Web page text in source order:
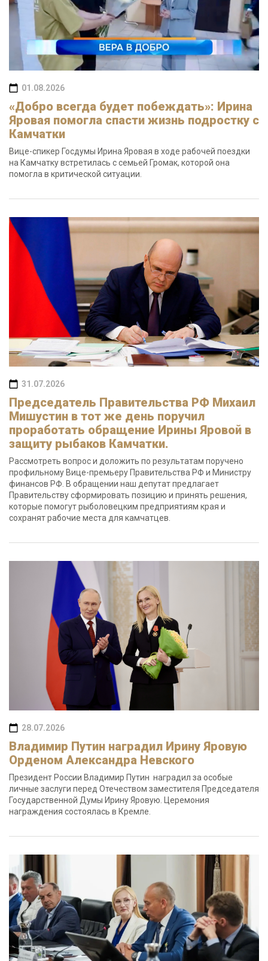
01.08.2026
«Добро всегда будет побеждать»: Ирина
Яровая помогла спасти жизнь подростку с
Камчатки
Вице-спикер Госдумы Ирина Яровая в ходе рабочей поездки
на Камчатку встретилась с семьей Громак, которой она
помогла в критической ситуации.
31.07.2026
Председатель Правительства РФ Михаил
Мишустин в тот же день поручил
проработать обращение Ирины Яровой в
защиту рыбаков Камчатки.
Рассмотреть вопрос и доложить по результатам поручено
профильному Вице-премьеру Правительства РФ и Министру
финансов РФ. В обращении наш депутат предлагает
Правительству сформировать позицию и принять решения,
которые помогут рыболовецким предприятиям края и
сохранят рабочие места для камчатцев.
28.07.2026
Владимир Путин наградил Ирину Яровую
Орденом Александра Невского
Президент России Владимир Путин наградил за особые
личные заслуги перед Отечеством заместителя Председателя
Государственной Думы Ирину Яровую. Церемония
награждения состоялась в Кремле.